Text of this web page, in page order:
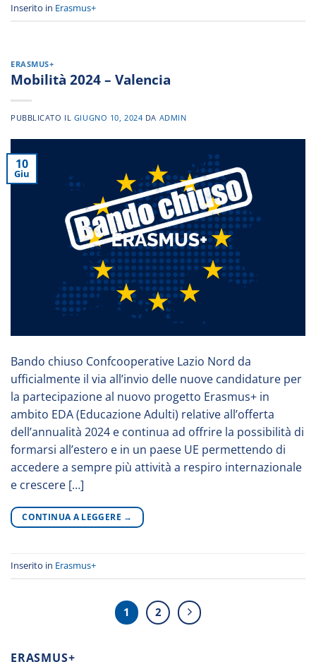
Inserito in Erasmus+
ERASMUS+
Mobilità 2024 – Valencia
PUBBLICATO IL GIUGNO 10, 2024 DA ADMIN
10
Giu
Bando chiuso Confcooperative Lazio Nord da
ufficialmente il via all’invio delle nuove candidature per
la partecipazione al nuovo progetto Erasmus+ in
ambito EDA (Educazione Adulti) relative all’offerta
dell’annualità 2024 e continua ad offrire la possibilità di
formarsi all’estero e in un paese UE permettendo di
accedere a sempre più attività a respiro internazionale
e crescere […]
CONTINUA A LEGGERE →
Inserito in Erasmus+
1 2
ERASMUS+